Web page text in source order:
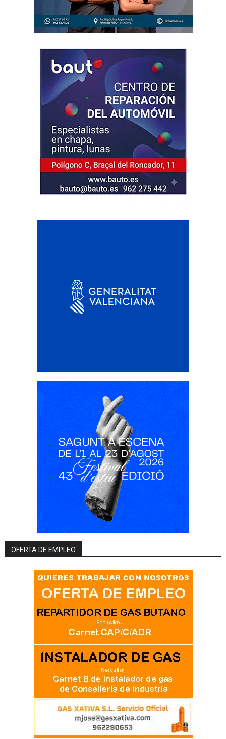
OFERTA DE EMPLEO